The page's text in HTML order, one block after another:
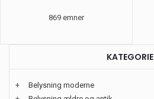
869 emner
+
Belysning moderne